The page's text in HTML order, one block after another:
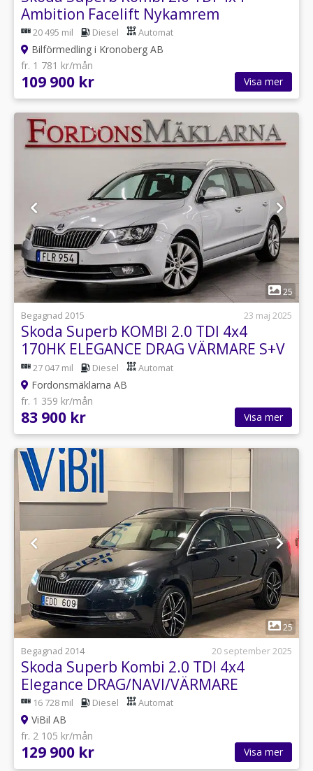
Ambition Facelift Nykamrem
20 495 mil Diesel Automat
Bilförmedling i Kronoberg AB
fr. 1 781 kr/mån
109 900 kr Visa mer
1
25
Begagnad 2015
23 maj 2025
Skoda Superb KOMBI 2.0 TDI 4x4
170HK ELEGANCE DRAG VÄRMARE S+V
27 047 mil Diesel Automat
Fordonsmäklarna AB
fr. 1 359 kr/mån
83 900 kr Visa mer
1
25
Begagnad 2014
20 september 2025
Skoda Superb Kombi 2.0 TDI 4x4
Elegance DRAG/NAVI/VÄRMARE
16 728 mil Diesel Automat
ViBil AB
fr. 2 105 kr/mån
129 900 kr Visa mer